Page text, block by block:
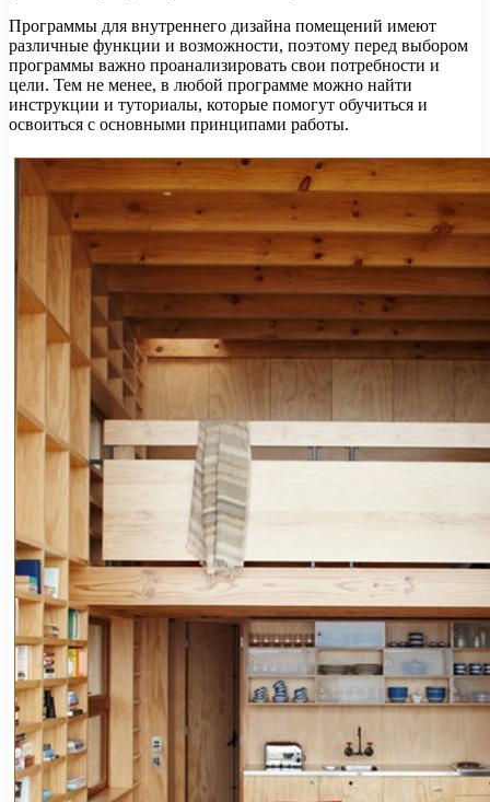
Программы для внутреннего дизайна помещений имеют
различные функции и возможности, поэтому перед выбором
программы важно проанализировать свои потребности и
цели. Тем не менее, в любой программе можно найти
инструкции и туториалы, которые помогут обучиться и
освоиться с основными принципами работы.